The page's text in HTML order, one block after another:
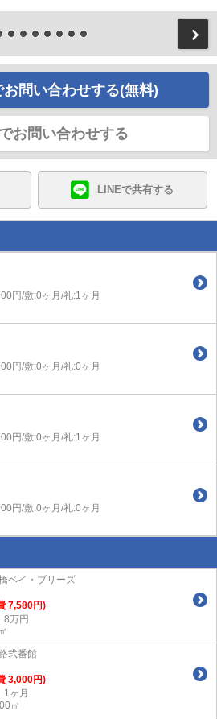
お問い合わせする(無料)
お問い合わせする
LINEで共有する
円/敷:0ヶ月/礼:1ヶ月
円/敷:0ヶ月/礼:0ヶ月
円/敷:0ヶ月/礼:1ヶ月
円/敷:0ヶ月/礼:0ヶ月
ベイ・ブリーズ
7,580円)
8万円
弐番館
3,000円)
1ヶ月
㎡